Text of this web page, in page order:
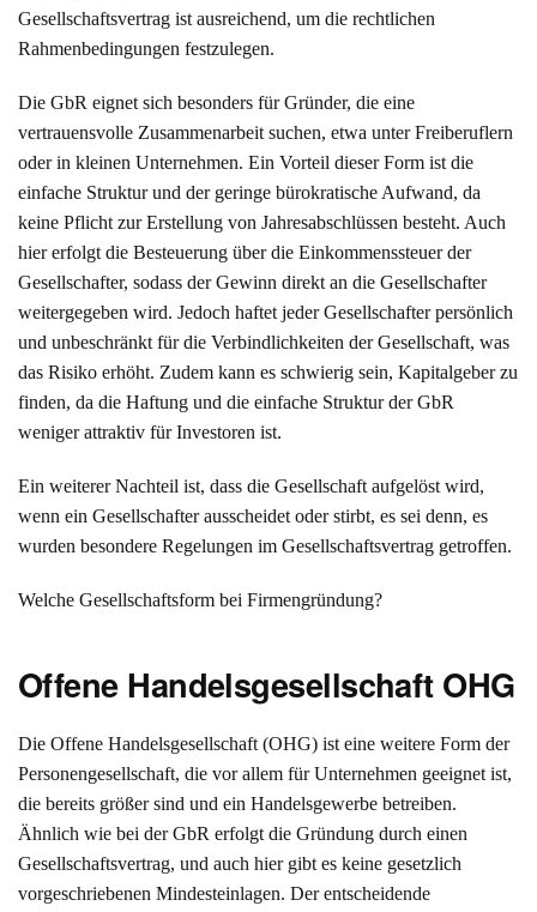
Gesellschaftsvertrag ist ausreichend, um die rechtlichen
Rahmenbedingungen festzulegen.
Die GbR eignet sich besonders für Gründer, die eine
vertrauensvolle Zusammenarbeit suchen, etwa unter Freiberuflern
oder in kleinen Unternehmen. Ein Vorteil dieser Form ist die
einfache Struktur und der geringe bürokratische Aufwand, da
keine Pflicht zur Erstellung von Jahresabschlüssen besteht. Auch
hier erfolgt die Besteuerung über die Einkommenssteuer der
Gesellschafter, sodass der Gewinn direkt an die Gesellschafter
weitergegeben wird. Jedoch haftet jeder Gesellschafter persönlich
und unbeschränkt für die Verbindlichkeiten der Gesellschaft, was
das Risiko erhöht. Zudem kann es schwierig sein, Kapitalgeber zu
finden, da die Haftung und die einfache Struktur der GbR
weniger attraktiv für Investoren ist.
Ein weiterer Nachteil ist, dass die Gesellschaft aufgelöst wird,
wenn ein Gesellschafter ausscheidet oder stirbt, es sei denn, es
wurden besondere Regelungen im Gesellschaftsvertrag getroffen.
Welche Gesellschaftsform bei Firmengründung?
Offene Handelsgesellschaft OHG
Die Offene Handelsgesellschaft (OHG) ist eine weitere Form der
Personengesellschaft, die vor allem für Unternehmen geeignet ist,
die bereits größer sind und ein Handelsgewerbe betreiben.
Ähnlich wie bei der GbR erfolgt die Gründung durch einen
Gesellschaftsvertrag, und auch hier gibt es keine gesetzlich
vorgeschriebenen Mindesteinlagen. Der entscheidende